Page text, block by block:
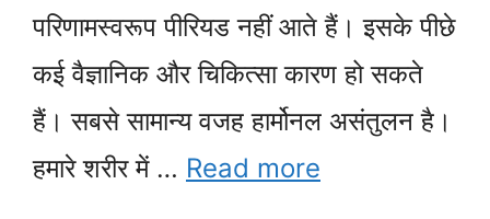
परिणामस्वरूप पीरियड नहीं आते हैं। इसके पीछे
कई वैज्ञानिक और चिकित्सा कारण हो सकते
हैं। सबसे सामान्य वजह हार्मोनल असंतुलन है।
हमारे शरीर में … Read more